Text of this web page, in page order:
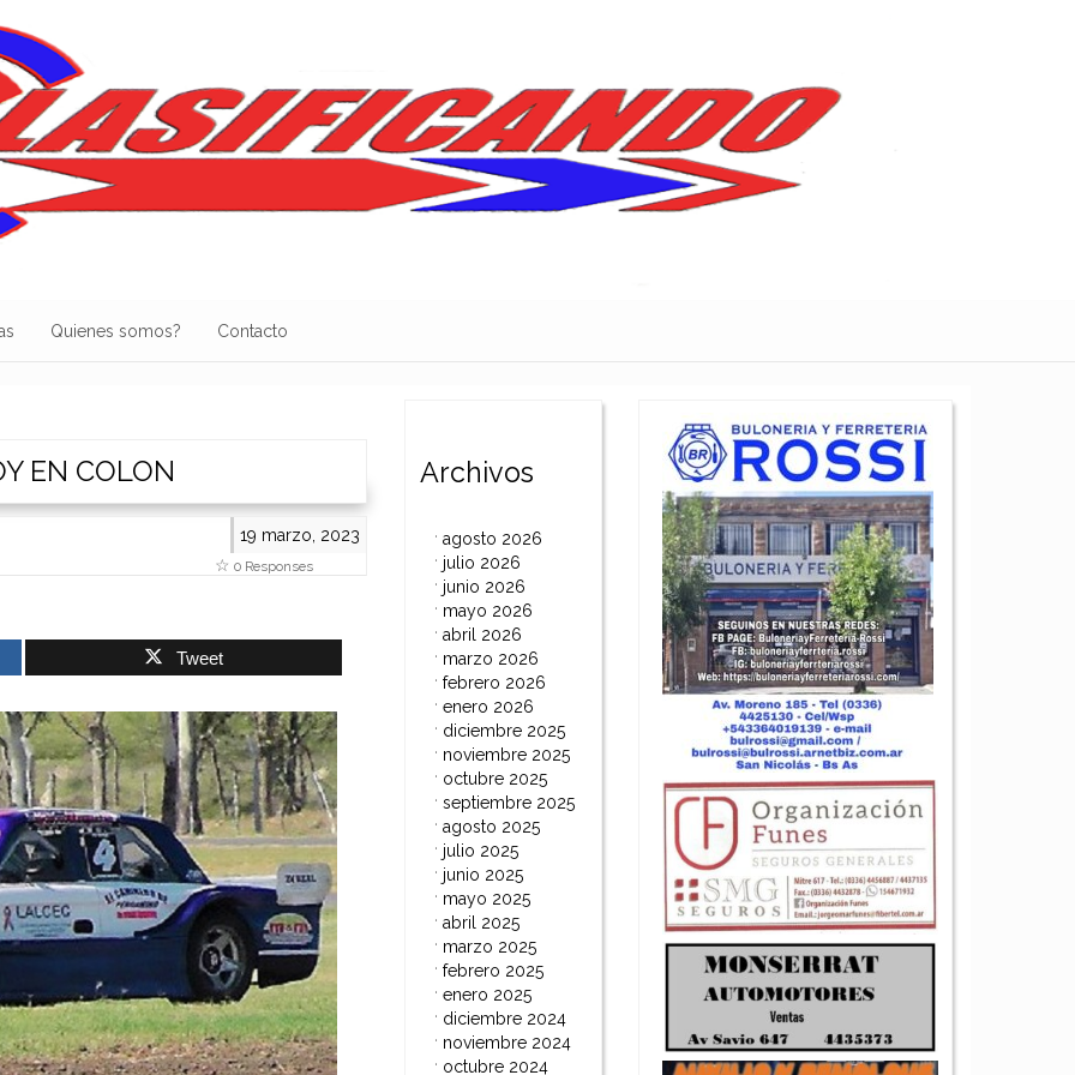
Quienes somos? Contacto
EN COLON
19 marzo, 2023
0 Responses
Tweet
Archivos
agosto 2026
julio 2026
junio 2026
mayo 2026
abril 2026
marzo 2026
febrero 2026
enero 2026
diciembre 2025
noviembre 2025
octubre 2025
septiembre 2025
agosto 2025
julio 2025
junio 2025
mayo 2025
abril 2025
marzo 2025
febrero 2025
enero 2025
diciembre 2024
noviembre 2024
octubre 2024